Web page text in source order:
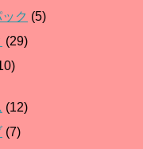
ク (5)
(29)
(12)
(7)